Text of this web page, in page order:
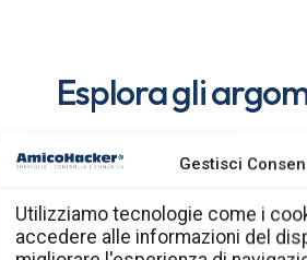
Gestisci
Utilizziamo tecnologie come i
accedere alle informazioni del
Esplora gli
Cultura della
informatica